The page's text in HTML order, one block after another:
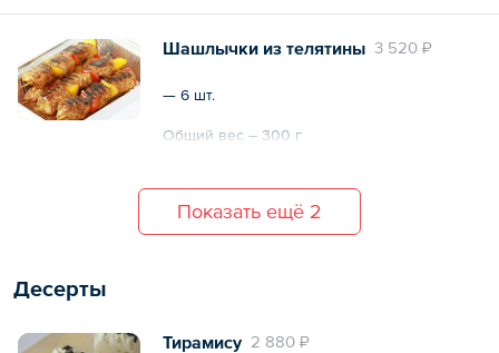
3 520 ₽
Шашлычки из телятины
— 6 шт.
Общий вес – 300 г
Показать ещё 2
Десерты
2 880 ₽
Тирамису